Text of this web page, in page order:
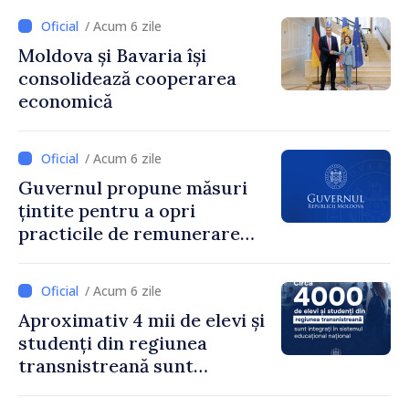
/ Acum 6 zile
Moldova și Bavaria își
consolidează cooperarea
economică
/ Acum 6 zile
Guvernul propune măsuri
țintite pentru a opri
practicile de remunerare
/ Acum 6 zile
Aproximativ 4 mii de elevi și
studenți din regiunea
transnistreană sunt